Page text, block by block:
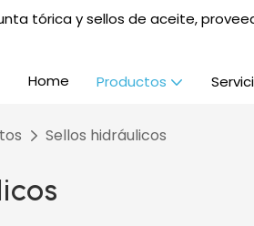
tórica y sellos de aceite,
Home Productos
Sellos hidráulicos